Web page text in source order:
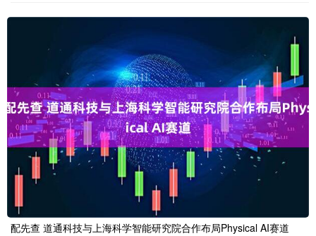
配先查 道通科技与上海科学智能研究院合作布局Physical AI赛道